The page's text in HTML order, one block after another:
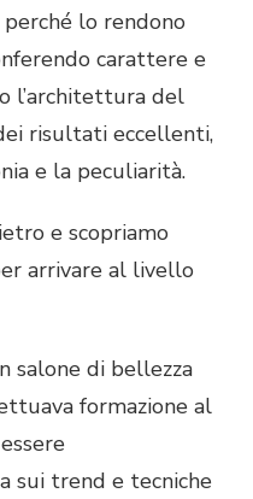
lo rendono
carattere e
l’architettura del
risultati eccellenti,
e la peculiarità.
e scopriamo
arrivare al livello
salone di bellezza
formazione al
sui trend e tecniche